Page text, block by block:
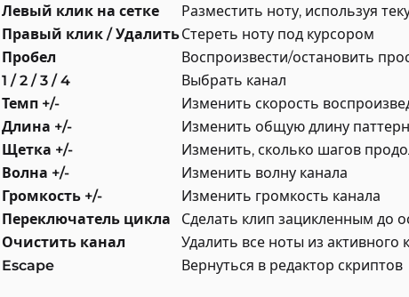
Левый клик на сетке
Разместить ноту, используя
Правый клик / УдалитьСтереть ноту под курсором
Пробел
Воспроизвести/остановить
1 / 2 / 3 / 4
Выбрать канал
Темп +/-
Изменить скорость
Длина +/-
Изменить общую длину
Щетка +/-
Изменить, сколько шагов
Волна +/-
Изменить волну канала
Громкость +/-
Изменить громкость канала
Переключатель цикла
Сделать клип зацикленным до
Очистить канал
Удалить все ноты из активного
Escape
Вернуться в редактор скриптов